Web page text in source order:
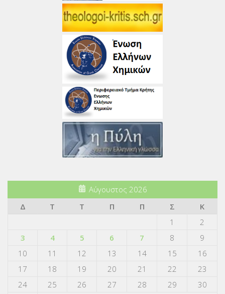
Αύγουστος 2026
Δ
Τ Τ Π Π Σ
Κ
1
2
3
4 5 6 7 8
9
10
11 12 13 14 15
16
17
18 19 20 21 22
23
24
25 26 27 28 29
30